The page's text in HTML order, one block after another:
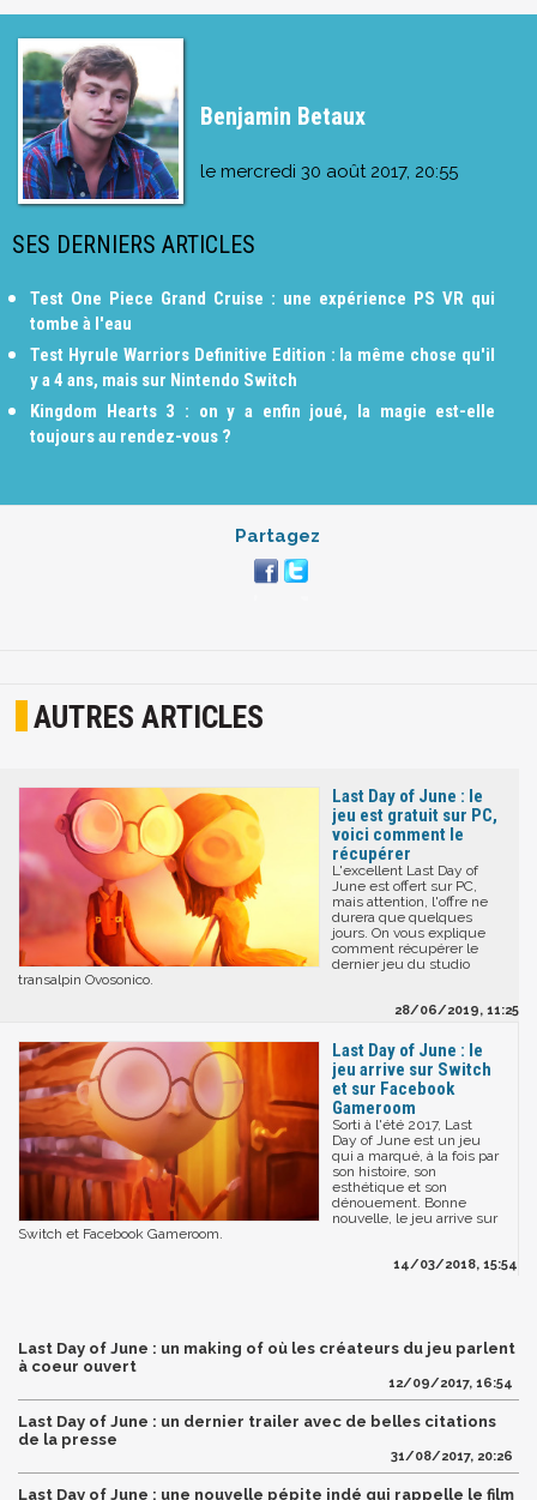
Benjamin Betaux
le mercredi 30 août 2017, 20:55
SES DERNIERS ARTICLES
Test One Piece Grand Cruise : une expérience PS VR qui
tombe à l'eau
Test Hyrule Warriors Definitive Edition : la même chose qu'il
y a 4 ans, mais sur Nintendo Switch
Kingdom Hearts 3 : on y a enfin joué, la magie est-elle
toujours au rendez-vous ?
Partagez
AUTRES ARTICLES
Last Day of June : le
jeu est gratuit sur PC,
voici comment le
récupérer
L'excellent Last Day of
June est offert sur PC,
mais attention, l'offre ne
durera que quelques
jours. On vous explique
comment récupérer le
dernier jeu du studio
transalpin Ovosonico.
28/06/2019, 11:25
Last Day of June : le
jeu arrive sur Switch
et sur Facebook
Gameroom
Sorti à l'été 2017, Last
Day of June est un jeu
qui a marqué, à la fois par
son histoire, son
esthétique et son
dénouement. Bonne
nouvelle, le jeu arrive sur
Switch et Facebook Gameroom.
14/03/2018, 15:54
Last Day of June : un making of où les créateurs du jeu parlent
à coeur ouvert
12/09/2017, 16:54
Last Day of June : un dernier trailer avec de belles citations
de la presse
31/08/2017, 20:26
Last Day of June : une nouvelle pépite indé qui rappelle le film